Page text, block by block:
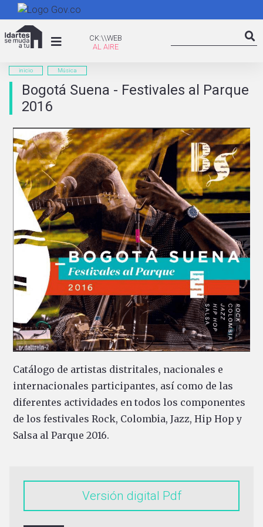
al
CK:\WEB
CK:\\WEB
inicio Música
Bogotá Suena - Festivales al Parque
2016
Catálogo de artistas distritales, nacionales e
internacionales participantes, así como de las
diferentes actividades en todos los componentes
de los festivales Rock, Colombia, Jazz, Hip Hop y
Salsa al Parque 2016.
Versión digital